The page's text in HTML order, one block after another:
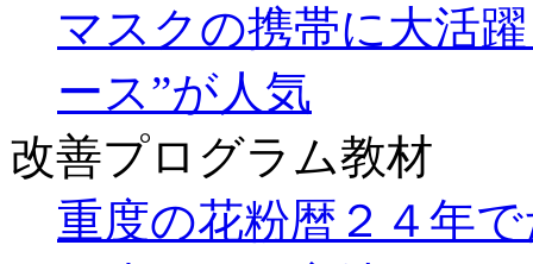
マスクの携帯に大活
ース”が人気
改善プログラム教材
重度の花粉暦２４年